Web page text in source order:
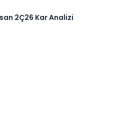
2Ç26 Kar Analizi